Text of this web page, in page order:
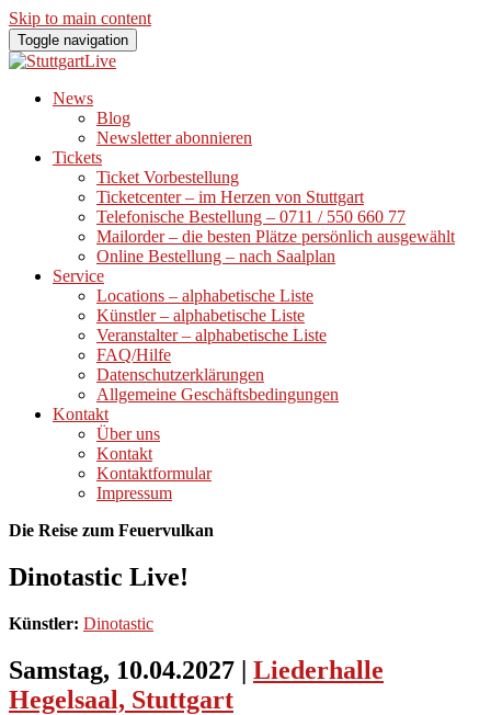
Skip to main content
Toggle navigation
News
Blog
Newsletter abonnieren
Tickets
Ticket Vorbestellung
Ticketcenter – im Herzen von Stuttgart
Telefonische Bestellung – 0711 / 550 660 77
Mailorder – die besten Plätze persönlich ausgewählt
Online Bestellung – nach Saalplan
Service
Locations – alphabetische Liste
Künstler – alphabetische Liste
Veranstalter – alphabetische Liste
FAQ/Hilfe
Datenschutzerklärungen
Allgemeine Geschäftsbedingungen
Kontakt
Über uns
Kontakt
Kontaktformular
Impressum
Die Reise zum Feuervulkan
Dinotastic Live!
Künstler: Dinotastic
Samstag, 10.04.2027 | Liederhalle
Hegelsaal, Stuttgart